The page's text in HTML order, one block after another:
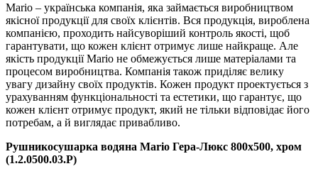
Mario – українська компанія, яка займається виробництвом
якісної продукції для своїх клієнтів. Вся продукція, вироблена
компанією, проходить найсуворіший контроль якості, щоб
гарантувати, що кожен клієнт отримує лише найкраще. Але
якість продукції Mario не обмежується лише матеріалами та
процесом виробництва. Компанія також приділяє велику
увагу дизайну своїх продуктів. Кожен продукт проектується з
урахуванням функціональності та естетики, що гарантує, що
кожен клієнт отримує продукт, який не тільки відповідає його
потребам, а й виглядає привабливо.
Рушникосушарка водяна Mario Гера-Люкс 800х500, хром
(1.2.0500.03.P)